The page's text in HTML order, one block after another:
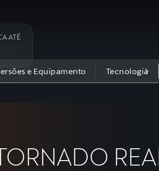
e Equipamento Tecnologia
ATÉ